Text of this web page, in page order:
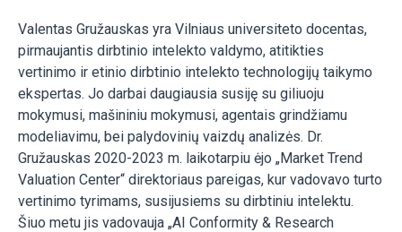
Valentas Gružauskas yra Vilniaus universiteto docentas,
pirmaujantis dirbtinio intelekto valdymo, atitikties
vertinimo ir etinio dirbtinio intelekto technologijų taikymo
ekspertas. Jo darbai daugiausia susiję su giliuoju
mokymusi, mašininiu mokymusi, agentais grindžiamu
modeliavimu, bei palydovinių vaizdų analizės. Dr.
Gružauskas 2020-2023 m. laikotarpiu ėjo „Market Trend
Valuation Center“ direktoriaus pareigas, kur vadovavo turto
vertinimo tyrimams, susijusiems su dirbtiniu intelektu.
Šiuo metu jis vadovauja „AI Conformity & Research